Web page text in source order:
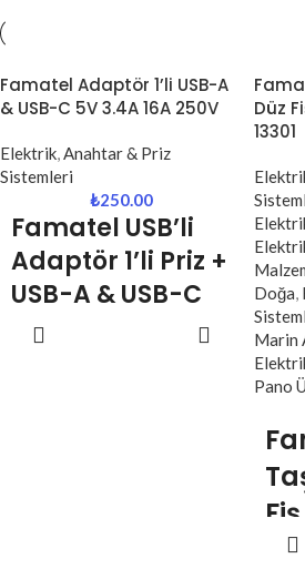
Famatel Adaptör 1’li USB-A
& USB-C 5V 3.4A 16A 250V
Elektrik,Anahtar & Priz
Sistemleri
₺250.00
Famatel USB’li
Adaptör 1’li Priz +
USB-A & USB-C
(1321)
Düz
13301
Doğa,
Marin
Pano